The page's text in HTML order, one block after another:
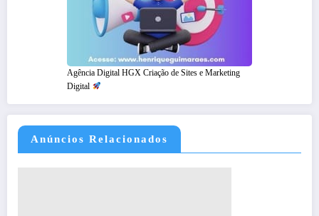
Agência Digital HGX Criação de Sites e Marketing
Digital
Anúncios Relacionados